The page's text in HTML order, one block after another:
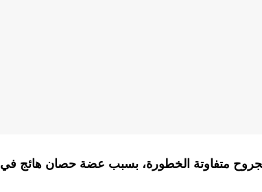
متفاوتة الخطورة، بسبب عضة حصان هائج في